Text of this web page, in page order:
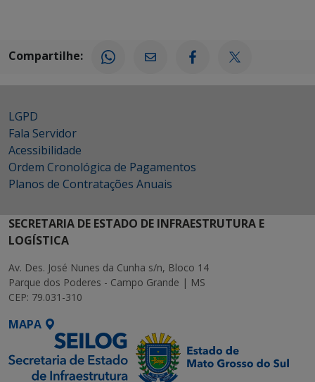
Compartilhe:
LGPD
Fala Servidor
Acessibilidade
Ordem Cronológica de Pagamentos
Planos de Contratações Anuais
SECRETARIA DE ESTADO DE INFRAESTRUTURA E
LOGÍSTICA
Av. Des. José Nunes da Cunha s/n, Bloco 14
Parque dos Poderes - Campo Grande | MS
CEP: 79.031-310
MAPA